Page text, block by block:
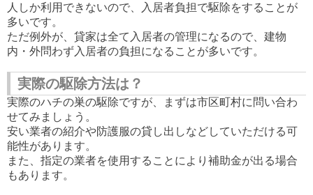
人しか利用できないので、入居者負担で駆除をすることが
多いです。
ただ例外が、貸家は全て入居者の管理になるので、建物
内・外問わず入居者の負担になることが多いです。
実際の駆除方法は？
実際のハチの巣の駆除ですが、まずは市区町村に問い合わ
せてみましょう。
安い業者の紹介や防護服の貸し出しなどしていただける可
能性があります。
また、指定の業者を使用することにより補助金が出る場合
もあります。